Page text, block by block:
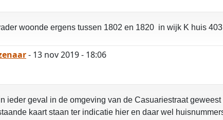
woonde ergens tussen 1802 en 1820 in wijk K huis
- 13 nov 2019 - 18:06
ieder geval in de omgeving van de Casuariestraat geweest
kaart staan ter indicatie hier en daar wel